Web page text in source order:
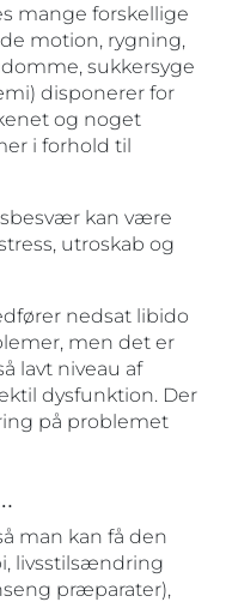
mange forskellige
motion, rygning,
sukkersyge
disponerer for
og noget
i forhold til
kan være
utroskab og
nedsat libido
men det er
lavt niveau af
dysfunktion. Der
på problemet
man kan få den
livsstilsændring
præparater),